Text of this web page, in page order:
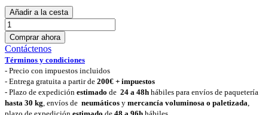
Añadir a la cesta
Comprar ahora
Contáctenos
Términos y condiciones
- Precio con impuestos incluidos
- Entrega gratuita a partir de 200€ + impuestos
- Plazo de expedición estimado de 24 a 48h hábiles para envíos de paquetería
hasta 30 kg, envíos de neumáticos y mercancía voluminosa o paletizada,